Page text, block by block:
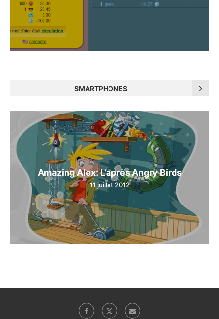
SMARTPHONES
Amazing Alex: L’après Angry Birds
11 juillet 2012